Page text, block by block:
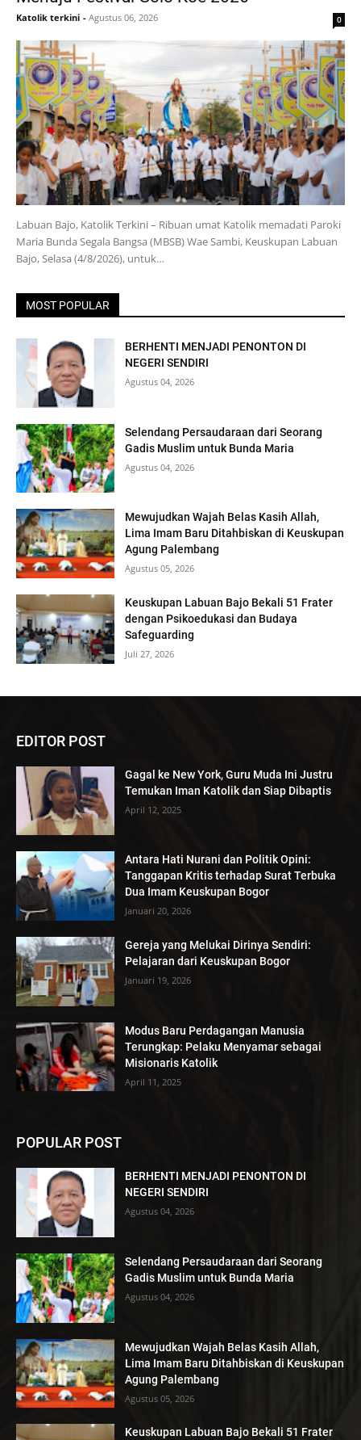
Katolik terkini - Agustus 06, 2026 0
Labuan Bajo, Katolik Terkini – Ribuan umat Katolik memadati Paroki
Maria Bunda Segala Bangsa (MBSB) Wae Sambi, Keuskupan Labuan
Bajo, Selasa (4/8/2026), untuk…
MOST POPULAR
BERHENTI MENJADI PENONTON DI
NEGERI SENDIRI
Agustus 04, 2026
Selendang Persaudaraan dari Seorang
Gadis Muslim untuk Bunda Maria
Agustus 04, 2026
Mewujudkan Wajah Belas Kasih Allah,
Lima Imam Baru Ditahbiskan di Keuskupan
Agung Palembang
Agustus 05, 2026
Keuskupan Labuan Bajo Bekali 51 Frater
dengan Psikoedukasi dan Budaya
Safeguarding
Juli 27, 2026
EDITOR POST
Gagal ke New York, Guru Muda Ini Justru
Temukan Iman Katolik dan Siap Dibaptis
April 12, 2025
Antara Hati Nurani dan Politik Opini:
Tanggapan Kritis terhadap Surat Terbuka
Dua Imam Keuskupan Bogor
Januari 20, 2026
Gereja yang Melukai Dirinya Sendiri:
Pelajaran dari Keuskupan Bogor
Januari 19, 2026
Modus Baru Perdagangan Manusia
Terungkap: Pelaku Menyamar sebagai
Misionaris Katolik
April 11, 2025
POPULAR POST
BERHENTI MENJADI PENONTON DI
NEGERI SENDIRI
Agustus 04, 2026
Selendang Persaudaraan dari Seorang
Gadis Muslim untuk Bunda Maria
Agustus 04, 2026
Mewujudkan Wajah Belas Kasih Allah,
Lima Imam Baru Ditahbiskan di Keuskupan
Agung Palembang
Agustus 05, 2026
Keuskupan Labuan Bajo Bekali 51 Frater